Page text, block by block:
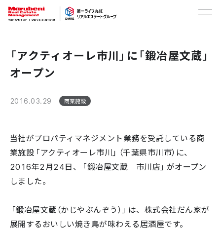
「アクティオーレ市川」に「鍛冶屋文蔵」
オープン
2016.03.29 商業施設
当社がプロパティマネジメント業務を受託している商
業施設「アクティオーレ市川」（千葉県市川市）に、
2016年2月24日、「鍛冶屋文蔵 市川店」がオープン
しました。
「鍛冶屋文蔵（かじやぶんぞう）」は、株式会社だん家が
展開するおいしい焼き鳥が味わえる居酒屋です。